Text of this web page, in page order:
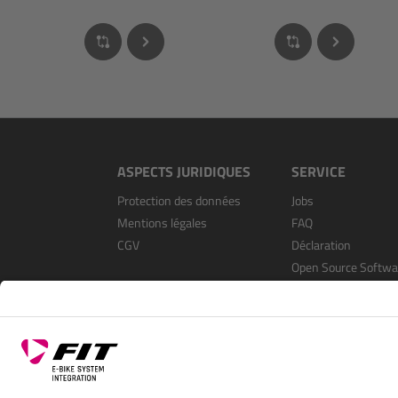
ASPECTS JURIDIQUES
Protection des données
Mentions légales
CGV
SERVICE
Jobs
FAQ
Déclaration
Open Source